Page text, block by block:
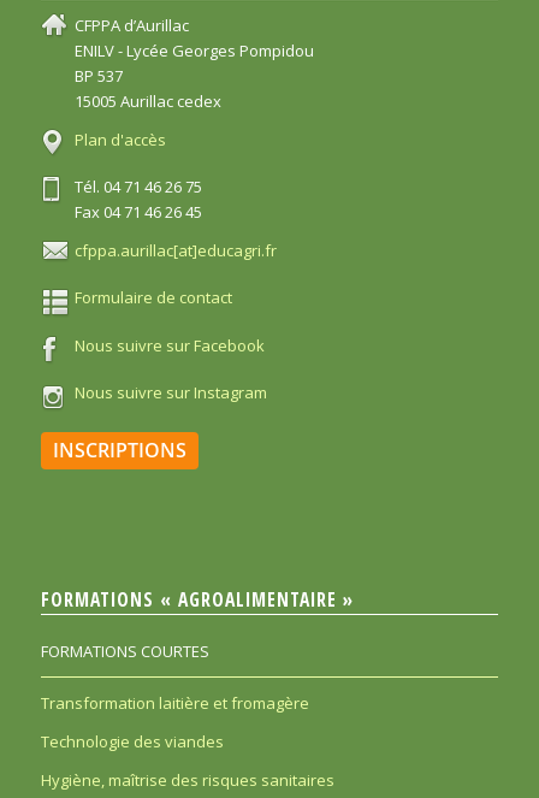
CFPPA d’Aurillac
ENILV - Lycée Georges Pompidou
BP 537
15005 Aurillac cedex
Plan d'accès
Tél. 04 71 46 26 75
Fax 04 71 46 26 45
cfppa.aurillac[at]educagri.fr
Formulaire de contact
Nous suivre sur Facebook
Nous suivre sur Instagram
INSCRIPTIONS
FORMATIONS « AGROALIMENTAIRE »
FORMATIONS COURTES
Transformation laitière et fromagère
Technologie des viandes
Hygiène, maîtrise des risques sanitaires